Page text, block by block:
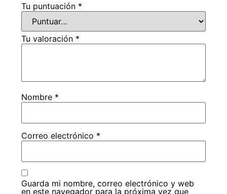
Tu puntuación *
Tu valoración *
Nombre *
Correo electrónico *
Guarda mi nombre, correo electrónico y web
en este navegador para la próxima vez que